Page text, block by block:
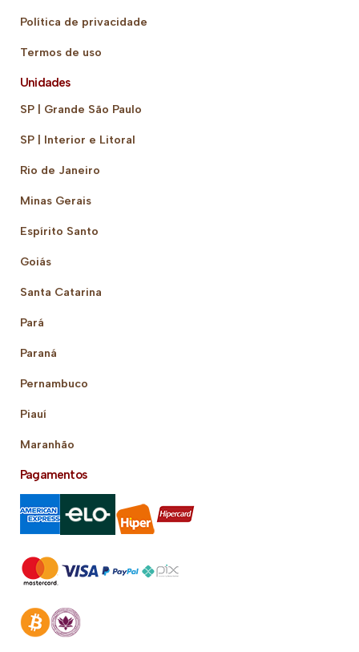
Política de privacidade
Termos de uso
Unidades
SP | Grande São Paulo
SP | Interior e Litoral
Rio de Janeiro
Minas Gerais
Espírito Santo
Goiás
Santa Catarina
Pará
Paraná
Pernambuco
Piauí
Maranhão
Pagamentos